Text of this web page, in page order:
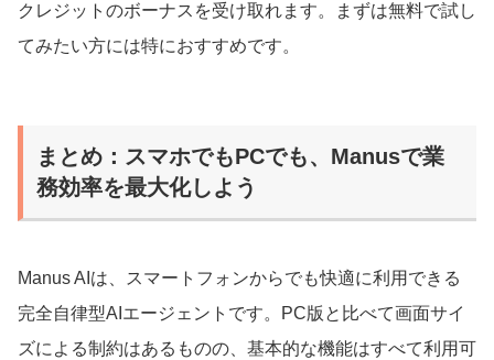
クレジットのボーナスを受け取れます。まずは無料で試し
てみたい方には特におすすめです。
まとめ：スマホでもPCでも、Manusで業
務効率を最大化しよう
Manus AIは、スマートフォンからでも快適に利用できる
完全自律型AIエージェントです。PC版と比べて画面サイ
ズによる制約はあるものの、基本的な機能はすべて利用可